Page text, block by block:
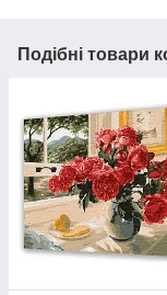
Подібні товари